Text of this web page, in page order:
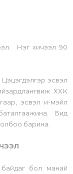
Нэг хичээл 90
Цэцэгдэлгэр эсвэл
ХХК
эсвэл и-мэйл
Бид
барина.
бол манай